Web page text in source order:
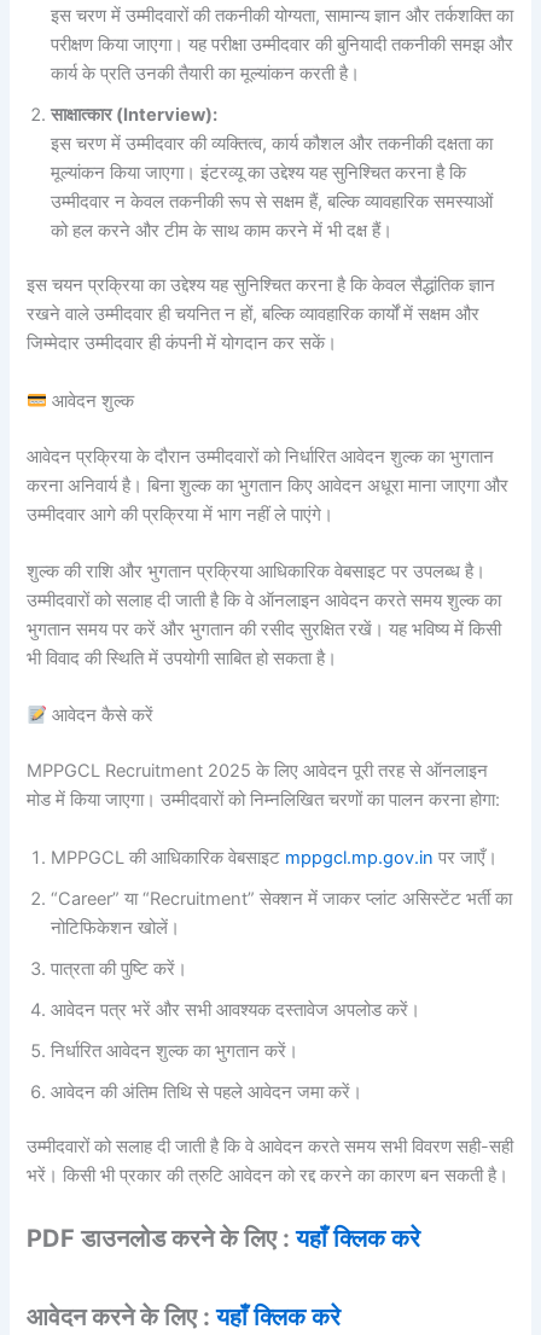
इस चरण में उम्मीदवारों की तकनीकी योग्यता, सामान्य ज्ञान और तर्कशक्ति का
परीक्षण किया जाएगा। यह परीक्षा उम्मीदवार की बुनियादी तकनीकी समझ और
कार्य के प्रति उनकी तैयारी का मूल्यांकन करती है।
साक्षात्कार (Interview):
इस चरण में उम्मीदवार की व्यक्तित्व, कार्य कौशल और तकनीकी दक्षता का
मूल्यांकन किया जाएगा। इंटरव्यू का उद्देश्य यह सुनिश्चित करना है कि
उम्मीदवार न केवल तकनीकी रूप से सक्षम हैं, बल्कि व्यावहारिक समस्याओं
को हल करने और टीम के साथ काम करने में भी दक्ष हैं।
इस चयन प्रक्रिया का उद्देश्य यह सुनिश्चित करना है कि केवल सैद्धांतिक ज्ञान
रखने वाले उम्मीदवार ही चयनित न हों, बल्कि व्यावहारिक कार्यों में सक्षम और
जिम्मेदार उम्मीदवार ही कंपनी में योगदान कर सकें।
आवेदन शुल्क
आवेदन प्रक्रिया के दौरान उम्मीदवारों को निर्धारित आवेदन शुल्क का भुगतान
करना अनिवार्य है। बिना शुल्क का भुगतान किए आवेदन अधूरा माना जाएगा और
उम्मीदवार आगे की प्रक्रिया में भाग नहीं ले पाएंगे।
शुल्क की राशि और भुगतान प्रक्रिया आधिकारिक वेबसाइट पर उपलब्ध है।
उम्मीदवारों को सलाह दी जाती है कि वे ऑनलाइन आवेदन करते समय शुल्क का
भुगतान समय पर करें और भुगतान की रसीद सुरक्षित रखें। यह भविष्य में किसी
भी विवाद की स्थिति में उपयोगी साबित हो सकता है।
आवेदन कैसे करें
MPPGCL Recruitment 2025 के लिए आवेदन पूरी तरह से ऑनलाइन
मोड में किया जाएगा। उम्मीदवारों को निम्नलिखित चरणों का पालन करना होगा:
MPPGCL की आधिकारिक वेबसाइट mppgcl.mp.gov.in पर जाएँ।
“Career” या “Recruitment” सेक्शन में जाकर प्लांट असिस्टेंट भर्ती का
नोटिफिकेशन खोलें।
पात्रता की पुष्टि करें।
आवेदन पत्र भरें और सभी आवश्यक दस्तावेज अपलोड करें।
निर्धारित आवेदन शुल्क का भुगतान करें।
आवेदन की अंतिम तिथि से पहले आवेदन जमा करें।
उम्मीदवारों को सलाह दी जाती है कि वे आवेदन करते समय सभी विवरण सही-सही
भरें। किसी भी प्रकार की त्रुटि आवेदन को रद्द करने का कारण बन सकती है।
PDF डाउनलोड करने के लिए :यहाँ क्लिक करे
आवेदन करने के लिए :यहाँ क्लिक करे